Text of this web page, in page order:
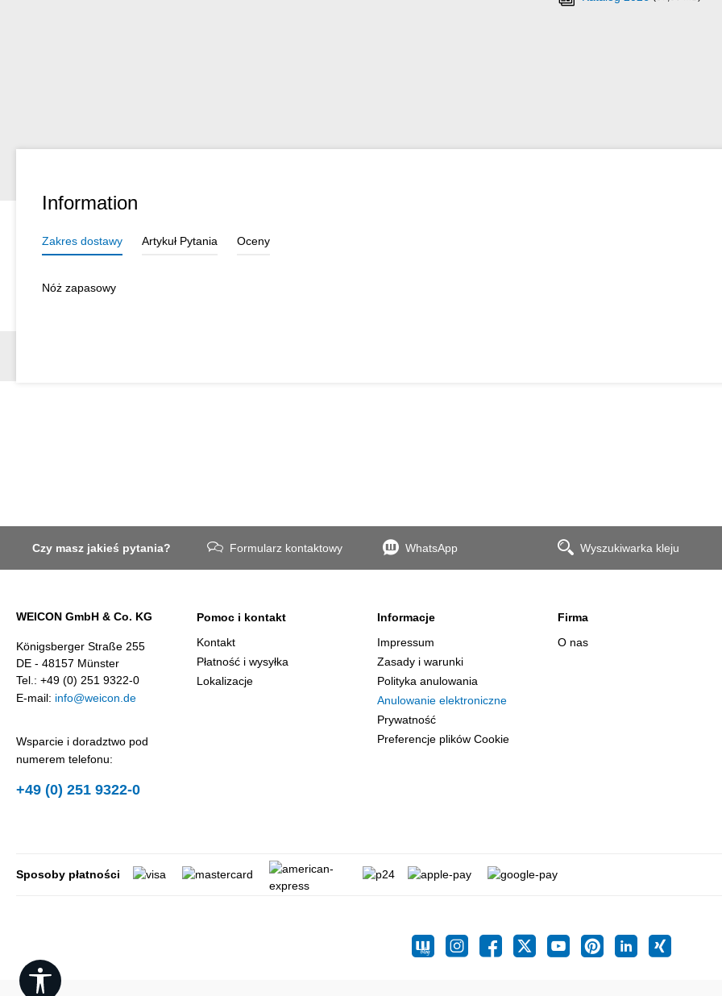
Information
Zakres dostawy Artykuł Pytania Oceny
Nóż zapasowy
Czy masz jakieś pytania? Formularz kontaktowy WhatsApp Wyszukiwarka kleju
WEICON GmbH & Co. KG
Königsberger Straße 255
DE - 48157 Münster
Tel.: +49 (0) 251 9322-0
E-mail: info@weicon.de
Wsparcie i doradztwo pod
numerem telefonu:
+49 (0) 251 9322-0
Pomoc i kontakt
Kontakt
Płatność i wysyłka
Lokalizacje
Informacje
Impressum
Zasady i warunki
Polityka anulowania
Anulowanie elektroniczne
Prywatność
Preferencje plików Cookie
Firma
O nas
Sposoby płatności
Show toolbar